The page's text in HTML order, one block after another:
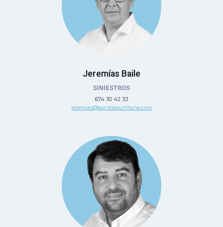
Jeremías Baile
SINIESTROS
674 30 42 33
jeremias@santosquintana.com